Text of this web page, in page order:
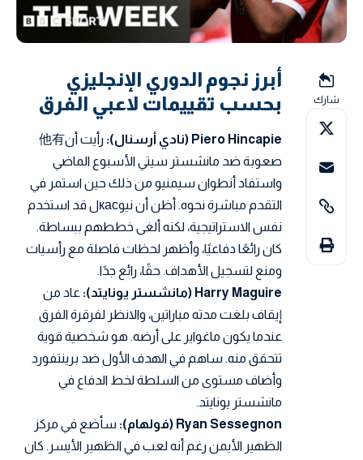
شارك
أبرز نجوم الدوري الإنجليزي
بحسب تقييمات لاعبي الفرق
Piero Hincapie (نادي أرسنال):
رأيت أن他有
صعوبة ضد مانشستر سيتي الأسبوع الماضي
واستفاد أنطوان سيمنيو من ذلك حين استمر في
التقدم مباشرة نحوه. أظن أن نيوкасل قد استخدم
نفس الاستراتيجية، لكنه ألغى خططهم ببساطة.
كان رائعًا دفاعيًا، وأظهر لحظات فاصلة مع رأسيات
ومنع لتسجيل الأهداف. حقًا، رائع جدًا.
Harry Maguire (مانشستر يونايتد):
عاد من
إيقاف بلغت مدته مباراتين، والانظر لفرقرة الفرق
عندما يكون ماغواير على أرضه. هو شخصية قوية
تتحقق منه. ساهم في الهدف الأول ضد برينتفورد
وأضاف مستوى من السلطة لخط الدفاع في
مانشستر يونايتد.
Ryan Sessegnon (فولهام):
سأضع في مركز
الظهير الأيمن رغم أنه لعب في الظهير الأيسر. كان